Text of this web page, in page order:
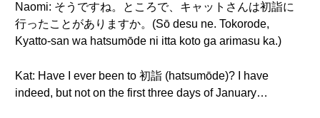
Naomi: そうですね。ところで、キャットさんは初詣に
行ったことがありますか。(Sō desu ne. Tokorode,
Kyatto-san wa hatsumōde ni itta koto ga arimasu ka.)
Kat: Have I ever been to 初詣 (hatsumōde)? I have
indeed, but not on the first three days of January…